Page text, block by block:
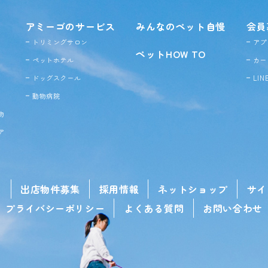
アミーゴのサービス
トリミングサロン
ペットホテル
ドッグスクール
動物病院
みんなのペット自慢
ペットHOW TO
会
ア
カ
出店物件募集 採用情報 ネットショップ
サ
プライバシーポリシー
よくある質問 お問い合わせ